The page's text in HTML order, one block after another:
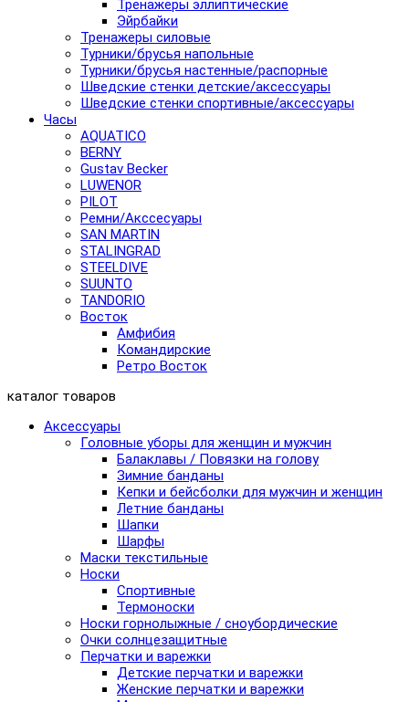
Тренажеры эллиптические
Эйрбайки
Тренажеры силовые
Турники/брусья напольные
Турники/брусья настенные/распорные
Шведские стенки детские/аксессуары
Шведские стенки спортивные/аксессуары
Часы
AQUATICO
BERNY
Gustav Becker
LUWENOR
PILOT
Pемни/Акссесуары
SAN MARTIN
STALINGRAD
STEELDIVE
SUUNTO
TANDORIO
Восток
Амфибия
Командирские
Ретро Восток
каталог товаров
Аксессуары
Головные уборы для женщин и мужчин
Балаклавы / Повязки на голову
Зимние банданы
Кепки и бейсболки для мужчин и женщин
Летние банданы
Шапки
Шарфы
Маски текстильные
Носки
Спортивные
Термоноски
Носки горнолыжные / сноубордические
Очки солнцезащитные
Перчатки и варежки
Детские перчатки и варежки
Женские перчатки и варежки